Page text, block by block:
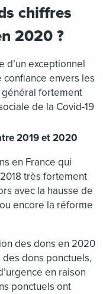
chiffres
2020 ?
d’un exceptionnel
envers les
général fortement
de la Covid-19
2019 et 2020
en France qui
très fortement
avec la hausse de
encore la réforme
des dons en 2020
dons ponctuels,
en raison
ponctuels ont